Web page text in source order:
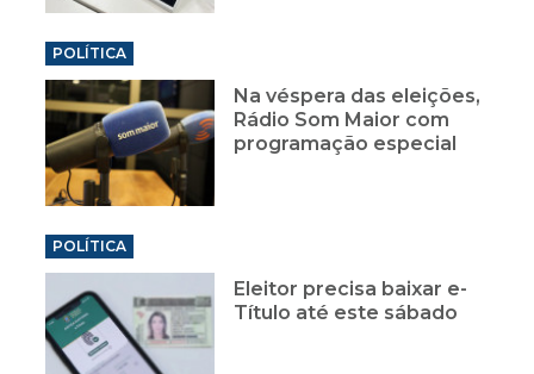
POLÍTICA
Na véspera das eleições,
Rádio Som Maior com
programação especial
POLÍTICA
Eleitor precisa baixar e-
Título até este sábado